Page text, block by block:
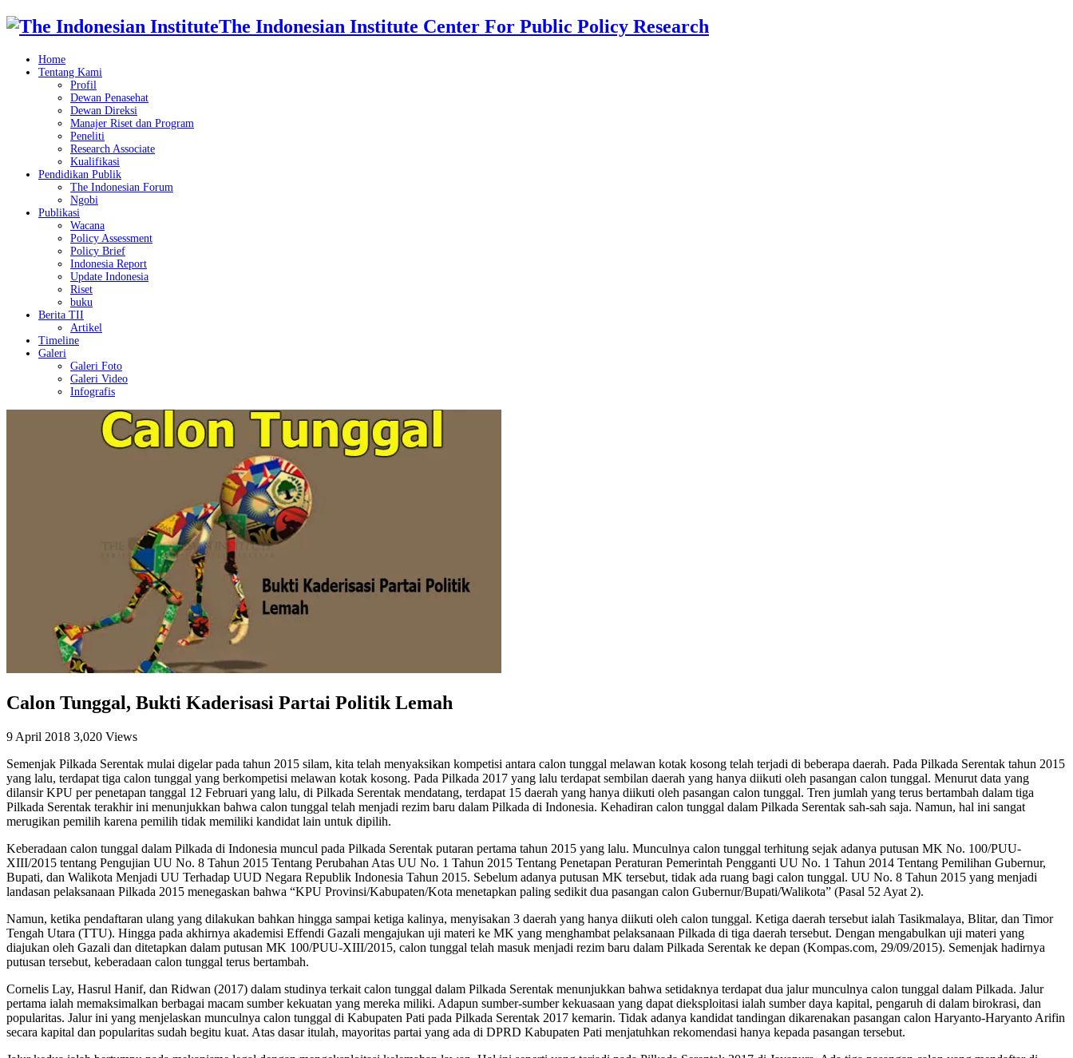
The Indonesian Institute Center For Public Policy Research
Home
Tentang Kami
Profil
Dewan Penasehat
Dewan Direksi
Manajer Riset dan Program
Peneliti
Research Associate
Kualifikasi
Pendidikan Publik
The Indonesian Forum
Ngobi
Publikasi
Wacana
Policy Assessment
Policy Brief
Indonesia Report
Update Indonesia
Riset
buku
Berita TII
Artikel
Timeline
Galeri
Galeri Foto
Galeri Video
Infografis
Calon Tunggal, Bukti Kaderisasi Partai Politik Lemah
9 April 2018 3,020 Views
Semenjak Pilkada Serentak mulai digelar pada tahun 2015 silam, kita telah menyaksikan kompetisi antara calon tunggal melawan kotak kosong telah terjadi di beberapa daerah. Pada Pilkada Serentak tahun 2015
yang lalu, terdapat tiga calon tunggal yang berkompetisi melawan kotak kosong. Pada Pilkada 2017 yang lalu terdapat sembilan daerah yang hanya diikuti oleh pasangan calon tunggal. Menurut data yang
dilansir KPU per penetapan tanggal 12 Februari yang lalu, di Pilkada Serentak mendatang, terdapat 15 daerah yang hanya diikuti oleh pasangan calon tunggal. Tren jumlah yang terus bertambah dalam tiga
Pilkada Serentak terakhir ini menunjukkan bahwa calon tunggal telah menjadi rezim baru dalam Pilkada di Indonesia. Kehadiran calon tunggal dalam Pilkada Serentak sah-sah saja. Namun, hal ini sangat
merugikan pemilih karena pemilih tidak memiliki kandidat lain untuk dipilih.
Keberadaan calon tunggal dalam Pilkada di Indonesia muncul pada Pilkada Serentak putaran pertama tahun 2015 yang lalu. Munculnya calon tunggal terhitung sejak adanya putusan MK No. 100/PUU-
XIII/2015 tentang Pengujian UU No. 8 Tahun 2015 Tentang Perubahan Atas UU No. 1 Tahun 2015 Tentang Penetapan Peraturan Pemerintah Pengganti UU No. 1 Tahun 2014 Tentang Pemilihan Gubernur,
Bupati, dan Walikota Menjadi UU Terhadap UUD Negara Republik Indonesia Tahun 2015. Sebelum adanya putusan MK tersebut, tidak ada ruang bagi calon tunggal. UU No. 8 Tahun 2015 yang menjadi
landasan pelaksanaan Pilkada 2015 menegaskan bahwa “KPU Provinsi/Kabupaten/Kota menetapkan paling sedikit dua pasangan calon Gubernur/Bupati/Walikota” (Pasal 52 Ayat 2).
Namun, ketika pendaftaran ulang yang dilakukan bahkan hingga sampai ketiga kalinya, menyisakan 3 daerah yang hanya diikuti oleh calon tunggal. Ketiga daerah tersebut ialah Tasikmalaya, Blitar, dan Timor
Tengah Utara (TTU). Hingga pada akhirnya akademisi Effendi Gazali mengajukan uji materi ke MK yang menghambat pelaksanaan Pilkada di tiga daerah tersebut. Dengan mengabulkan uji materi yang
diajukan oleh Gazali dan ditetapkan dalam putusan MK 100/PUU-XIII/2015, calon tunggal telah masuk menjadi rezim baru dalam Pilkada Serentak ke depan (Kompas.com, 29/09/2015). Semenjak hadirnya
putusan tersebut, keberadaan calon tunggal terus bertambah.
Cornelis Lay, Hasrul Hanif, dan Ridwan (2017) dalam studinya terkait calon tunggal dalam Pilkada Serentak menunjukkan bahwa setidaknya terdapat dua jalur munculnya calon tunggal dalam Pilkada. Jalur
pertama ialah memaksimalkan berbagai macam sumber kekuatan yang mereka miliki. Adapun sumber-sumber kekuasaan yang dapat dieksploitasi ialah sumber daya kapital, pengaruh di dalam birokrasi, dan
popularitas. Jalur ini yang menjelaskan munculnya calon tunggal di Kabupaten Pati pada Pilkada Serentak 2017 kemarin. Tidak adanya kandidat tandingan dikarenakan pasangan calon Haryanto-Haryanto Arifin
secara kapital dan popularitas sudah begitu kuat. Atas dasar itulah, mayoritas partai yang ada di DPRD Kabupaten Pati menjatuhkan rekomendasi hanya kepada pasangan tersebut.